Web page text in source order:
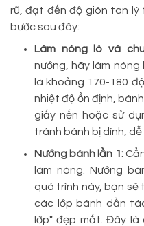
rũ, đạt đến độ giòn tan lý
bước sau đây:
Làm nóng lò và
nướng, hãy làm
là khoảng 170-180
nhiệt độ ổn định,
giấy nến hoặc sử
tránh bánh bị dính, dễ
Nướng bánh lần 1:
làm nóng. Nướng
quá trình này, bạn sẽ
các lớp bánh dần
lớp" đẹp mắt. Đây